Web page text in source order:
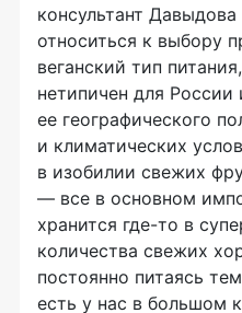
консультант
относиться к выбору
веганский тип
нетипичен для России
ее географического
и климатических
в изобилии свежих
— все в основном
хранится где-то в
количества свежих
постоянно питаясь
есть у нас в большом